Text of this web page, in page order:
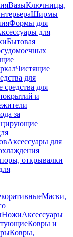
ВазыКлючницы,
Ширмы
Формы для
для
Бытовая
Чистящие
для
средства для
и
за
Аксессуары для
открывалки
Маски,
НожиАксессуары
Ковры и
Ковры,